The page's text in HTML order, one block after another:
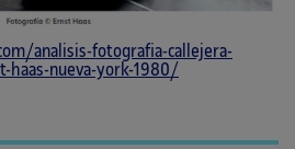
analisis-fotografia-callejera-
haas-nueva-york-1980/